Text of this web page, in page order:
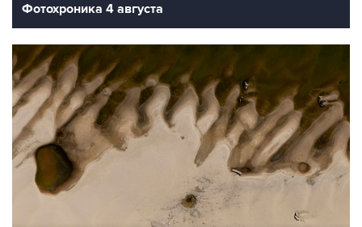
Фотохроника 4 августа